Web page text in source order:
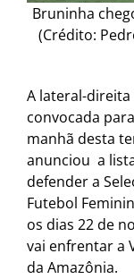
Bruninha
(Crédito:
A lateral-direita
convocada
manhã desta
anunciou a
defender a
Futebol
os dias 22 de
vai enfrentar a
da Amazônia.